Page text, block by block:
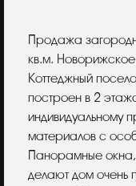
Описание
Продажа
кв.м.
Коттеджный
построен в 2
индивидуальному
материалов с
Панорамные окна,
делают дом очень